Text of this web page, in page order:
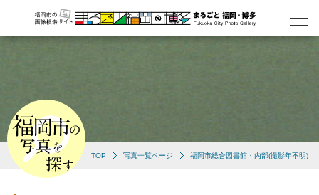
TOP 写真一覧ページ 福岡市総合図書館・内部(撮影年不明)